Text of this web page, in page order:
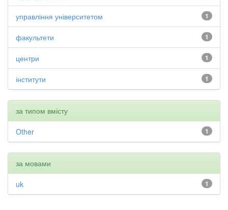
1
управління університетом
1
факультети
1
центри
1
інститути
за типом вмісту
1
Other
за мовами
1
uk